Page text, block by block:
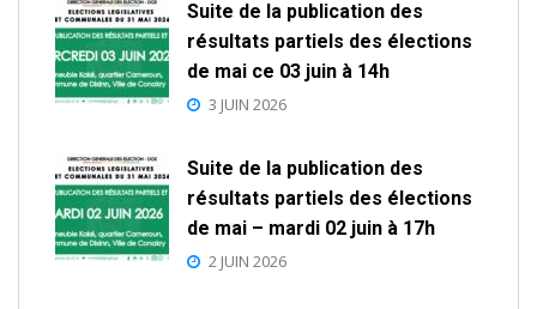
Suite de la publication des
résultats partiels des élections
de mai ce 03 juin à 14h
3 JUIN 2026
Suite de la publication des
résultats partiels des élections
de mai – mardi 02 juin à 17h
2 JUIN 2026